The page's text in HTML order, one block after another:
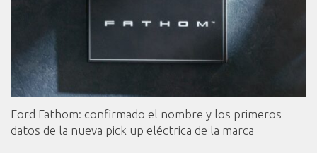
Ford Fathom: confirmado el nombre y los primeros
datos de la nueva pick up eléctrica de la marca